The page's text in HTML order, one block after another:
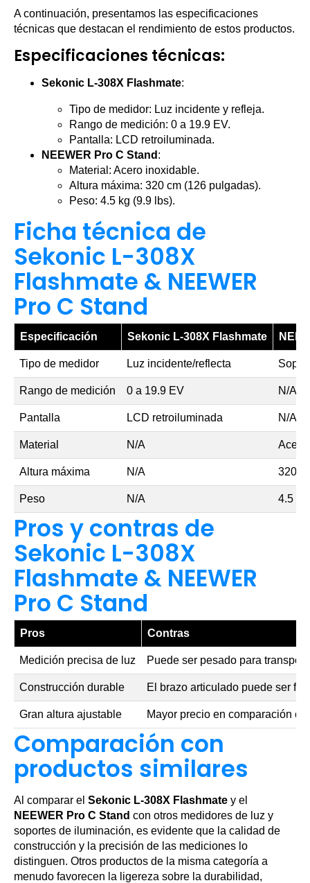
A continuación, presentamos las especificaciones
técnicas que destacan el rendimiento de estos productos.
Especificaciones técnicas:
Sekonic L-308X Flashmate:
Tipo de medidor: Luz incidente y refleja.
Rango de medición: 0 a 19.9 EV.
Pantalla: LCD retroiluminada.
NEEWER Pro C Stand :
Material: Acero inoxidable.
Altura máxima: 320 cm (126 pulgadas).
Peso: 4.5 kg (9.9 lbs).
Ficha técnica de
Sekonic L-308X
Flashmate & NEEWER
Pro C Stand
Especificación Sekonic L-308X Flashmate
Tipo de medidor Luz incidente/reflecta
Rango de medición 0 a 19.9 EV N/A
Pantalla LCD retroiluminada N/A
Material N/A Acero
Altura máxima N/A 320
Peso N/A 4.5 kg
Pros y contras de
Sekonic L-308X
Flashmate & NEEWER
Pro C Stand
Pros Contras
Medición precisa de luz Puede ser pesado para
Construcción durable El brazo articulado puede ser
Gran altura ajustable Mayor precio en comparación
Comparación con
productos similares
Al comparar el Sekonic L-308X Flashmate y el
NEEWER Pro C Stand con otros medidores de luz y
soportes de iluminación, es evidente que la calidad de
construcción y la precisión de las mediciones lo
distinguen. Otros productos de la misma categoría a
menudo favorecen la ligereza sobre la durabilidad,